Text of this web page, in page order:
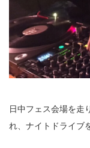
日中フェス会場を走
れ、ナイトドライブ